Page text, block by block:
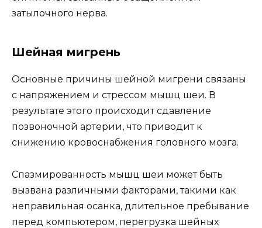
затылочного нерва.
Шейная мигрень
Основные причины шейной мигрени связаны
с напряжением и стрессом мышц шеи. В
результате этого происходит сдавление
позвоночной артерии, что приводит к
снижению кровоснабжения головного мозга.
Спазмированность мышц шеи может быть
вызвана различными факторами, такими как
неправильная осанка, длительное пребывание
перед компьютером, перегрузка шейных